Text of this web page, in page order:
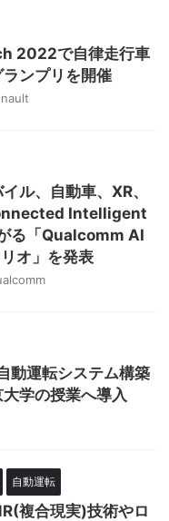
2022で自律走行車
ランプリを開催
ル、自動車、XR、
Intelligent
る「Qualcomm AI
オ」を発表
動運転システム構築
学の授業へ導入
自動運転
複合現実)技術やロ